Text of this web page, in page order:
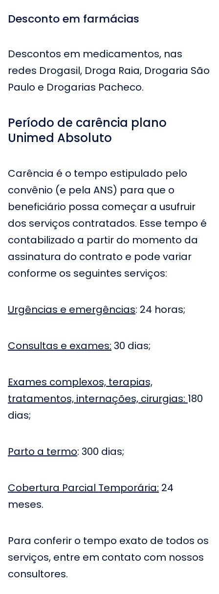
Desconto em farmácias
Descontos em medicamentos, nas
redes Drogasil, Droga Raia, Drogaria São
Paulo e Drogarias Pacheco.
Período de carência plano
Unimed Absoluto
Carência é o tempo estipulado pelo
convênio (e pela ANS) para que o
beneficiário possa começar a usufruir
dos serviços contratados. Esse tempo é
contabilizado a partir do momento da
assinatura do contrato e pode variar
conforme os seguintes serviços:
Urgências e emergências: 24 horas;
Consultas e exames: 30 dias;
Exames complexos, terapias,
tratamentos, internações, cirurgias: 180
dias;
Parto a termo: 300 dias;
Cobertura Parcial Temporária: 24
meses.
Para conferir o tempo exato de todos os
serviços, entre em contato com nossos
consultores.